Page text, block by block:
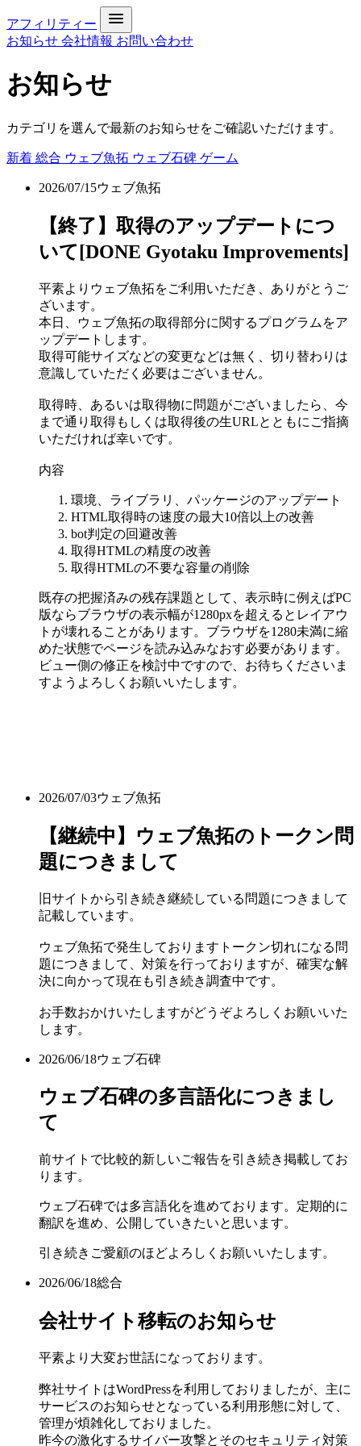
アフィリティー
お知らせ 会社情報 お問い合わせ
お知らせ
カテゴリを選んで最新のお知らせをご確認いただけます。
新着 総合 ウェブ魚拓 ウェブ石碑 ゲーム
2026/07/15ウェブ魚拓
【終了】取得のアップデートにつ
いて[DONE Gyotaku Improvements]
平素よりウェブ魚拓をご利用いただき、ありがとうご
ざいます。
本日、ウェブ魚拓の取得部分に関するプログラムをア
ップデートします。
取得可能サイズなどの変更などは無く、切り替わりは
意識していただく必要はございません。
取得時、あるいは取得物に問題がございましたら、今
まで通り取得もしくは取得後の生URLとともにご指摘
いただければ幸いです。
内容
環境、ライブラリ、パッケージのアップデート
HTML取得時の速度の最大10倍以上の改善
bot判定の回避改善
取得HTMLの精度の改善
取得HTMLの不要な容量の削除
既存の把握済みの残存課題として、表示時に例えばPC
版ならブラウザの表示幅が1280pxを超えるとレイアウ
トが壊れることがあります。ブラウザを1280未満に縮
めた状態でページを読み込みなおす必要があります。
ビュー側の修正を検討中ですので、お待ちくださいま
すようよろしくお願いいたします。
2026/07/03ウェブ魚拓
【継続中】ウェブ魚拓のトークン問
題につきまして
旧サイトから引き続き継続している問題につきまして
記載しています。
ウェブ魚拓で発生しておりますトークン切れになる問
題につきまして、対策を行っておりますが、確実な解
決に向かって現在も引き続き調査中です。
お手数おかけいたしますがどうぞよろしくお願いいた
します。
2026/06/18ウェブ石碑
ウェブ石碑の多言語化につきまし
て
前サイトで比較的新しいご報告を引き続き掲載してお
ります。
ウェブ石碑では多言語化を進めております。定期的に
翻訳を進め、公開していきたいと思います。
引き続きご愛顧のほどよろしくお願いいたします。
2026/06/18総合
会社サイト移転のお知らせ
平素より大変お世話になっております。
弊社サイトはWordPressを利用しておりましたが、主に
サービスのお知らせとなっている利用形態に対して、
管理が煩雑化しておりました。
昨今の激化するサイバー攻撃とそのセキュリティ対策